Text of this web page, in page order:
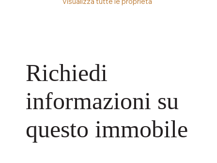
Richiedi
informazioni su
questo immobile